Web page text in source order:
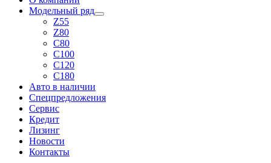
Модельный ряд
Z55
Z80
C80
C100
C120
C180
Авто в наличии
Спецпредложения
Сервис
Кредит
Лизинг
Новости
Контакты